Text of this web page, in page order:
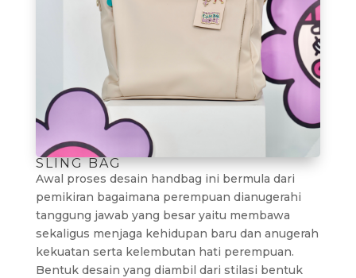
SLING BAG
Awal proses desain handbag ini bermula dari
pemikiran bagaimana perempuan dianugerahi
tanggung jawab yang besar yaitu membawa
sekaligus menjaga kehidupan baru dan anugerah
kekuatan serta kelembutan hati perempuan.
Bentuk desain yang diambil dari stilasi bentuk